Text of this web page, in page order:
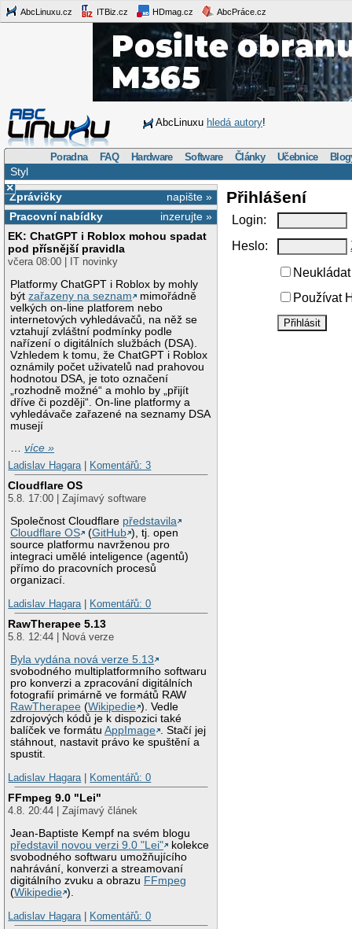
AbcLinuxu.cz ITBiz.cz HDmag.cz AbcPráce.cz
AbcLinuxu hledá autory!
Poradna FAQ Hardware Software Články Učebnice
Styl
×
napište »
Zprávičky
inzerujte »
Pracovní nabídky
EK: ChatGPT i Roblox mohou spadat
pod přísnější pravidla
včera 08:00 | IT novinky
Platformy ChatGPT i Roblox by mohly
býtzařazeny na seznam
mimořádně
velkých on-line platforem nebo
internetových vyhledávačů, na něž se
vztahují zvláštní podmínky podle
nařízení o digitálních službách (DSA).
Vzhledem k tomu, že ChatGPT i Roblox
oznámily počet uživatelů nad prahovou
hodnotou DSA, je toto označení
„rozhodně možné“ a mohlo by „přijít
dříve či později“. On-line platformy a
vyhledávače zařazené na seznamy DSA
musejí
…více »
Ladislav Hagara
Komentářů: 3
Cloudflare OS
5.8. 17:00 | Zajímavý software
Společnost Cloudflare představila
Cloudflare OS
(GitHub ), tj. open
source platformu navrženou pro
integraci umělé inteligence (agentů)
přímo do pracovních procesů
organizací.
Ladislav Hagara
Komentářů: 0
RawTherapee 5.13
5.8. 12:44 | Nová verze
Byla vydána nová verze 5.13
svobodného multiplatformního softwaru
pro konverzi a zpracování digitálních
fotografií primárně ve formátů RAW
RawTherapee (Wikipedie ). Vedle
zdrojových kódů je k dispozici také
balíček ve formátuAppImage . Stačí jej
stáhnout, nastavit právo ke spuštění a
spustit.
Ladislav Hagara
Komentářů: 0
FFmpeg 9.0 "Lei"
4.8. 20:44 | Zajímavý článek
Jean-Baptiste Kempf na svém blogu
představil novou verzi 9.0 "Lei"
kolekce
svobodného softwaru umožňujícího
nahrávání, konverzi a streamovaní
digitálního zvuku a obrazu FFmpeg
(Wikipedie ).
Ladislav Hagara
Komentářů: 0
Přihlášení
Login:
Heslo:
Používat